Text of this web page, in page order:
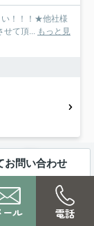
い！！！★他社様
せて頂... もっと見
お問い合わせ
ール 電話